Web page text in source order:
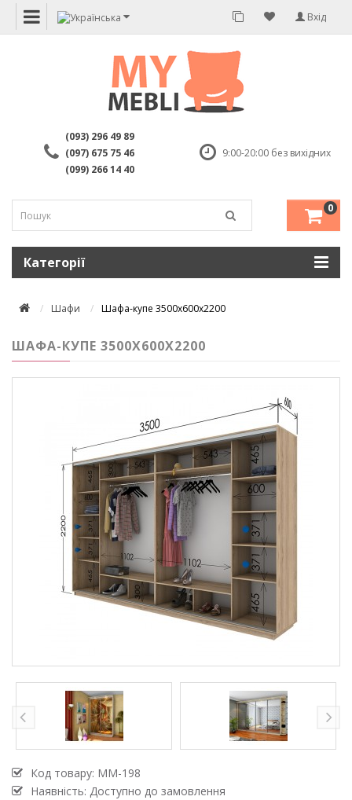
Вхід
(093) 296 49 89
(097) 675 75 46
(099) 266 14 40
9:00-20:00 без вихідних
0
Категорії
Шафи Шафа-купе 3500х600х2200
ШАФА-КУПЕ 3500Х600Х2200
Код товару: MM-198
Наявність: Доступно до замовлення